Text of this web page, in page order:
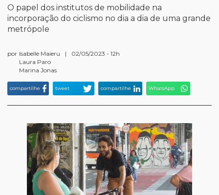
O papel dos institutos de mobilidade na
incorporação do ciclismo no dia a dia de uma grande
metrópole
por Isabelle Maieru
Laura Paro
Marina Jonas
| 02/05/2023 - 12h
compartilhe tweet compartilhe WhatsApp